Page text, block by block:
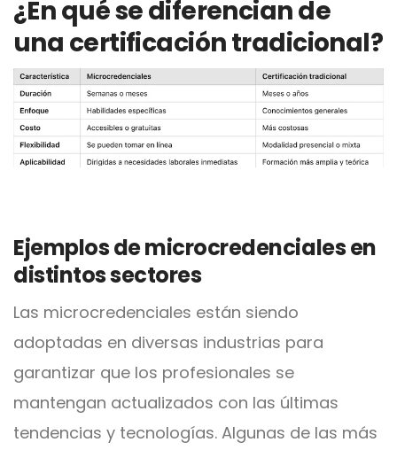
¿En qué se diferencian de
una certificación tradicional?
Ejemplos de microcredenciales en
distintos sectores
Las microcredenciales están siendo
adoptadas en diversas industrias para
garantizar que los profesionales se
mantengan actualizados con las últimas
tendencias y tecnologías. Algunas de las más